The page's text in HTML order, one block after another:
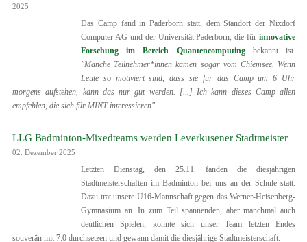
2025
Das Camp fand in Paderborn statt, dem Standort der Nixdorf
Computer AG und der Universität Paderborn, die für innovative
Forschung im Bereich Quantencomputing
bekannt ist.
"Manche Teilnehmer*innen kamen sogar vom Chiemsee. Wenn
Leute so motiviert sind, dass sie für das Camp um 6 Uhr
morgens aufstehen, kann das nur gut werden. [...] Ich kann dieses Camp allen
empfehlen, die sich für MINT interessieren"
LLG Badminton-Mixedteams werden Leverkusener Stadtmeister
02. Dezember 2025
Letzten Dienstag, den 25.11. fanden die diesjährigen
Stadtmeisterschaften im Badminton bei uns an der Schule statt.
Dazu trat unsere U16-Mannschaft gegen das Werner-Heisenberg-
Gymnasium an. In zum Teil spannenden, aber manchmal auch
deutlichen Spielen, konnte sich unser Team letzten Endes
souverän mit 7:0 durchsetzen und gewann damit die diesjährige Stadtmeisterschaft.